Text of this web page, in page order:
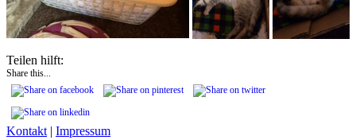
Teilen hilft:
Share this...
Kontakt | Impressum